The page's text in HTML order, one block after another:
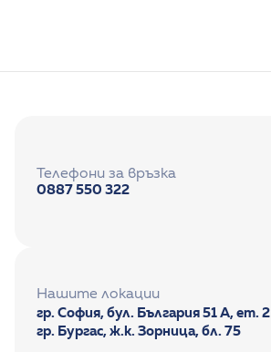
Телефони за връзка
0887 550 322
Нашите локации
гр. София, бул. България 51 А, ет. 2
гр. Бургас, ж.к. Зорница, бл. 75